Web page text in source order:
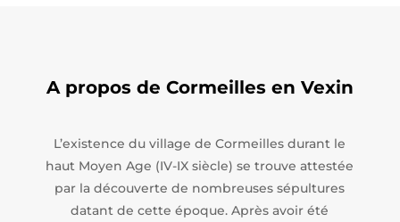
A propos de Cormeilles en Vexin
L’existence du village de Cormeilles durant le
haut Moyen Age (IV-IX siècle) se trouve attestée
par la découverte de nombreuses sépultures
datant de cette époque. Après avoir été